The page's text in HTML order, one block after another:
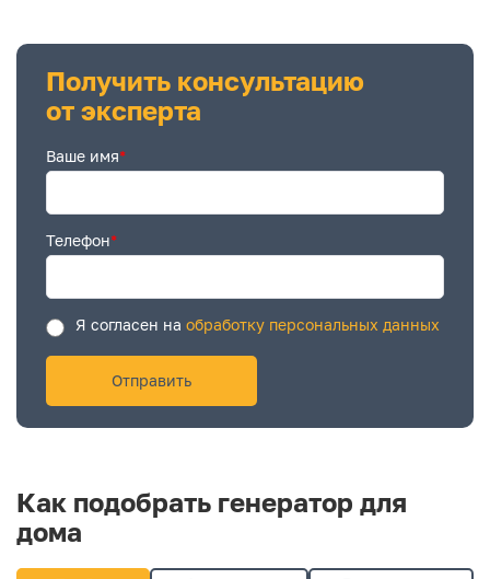
Получить консультацию
от эксперта
Ваше имя*
Телефон*
Я согласен на обработку персональных данных
Как подобрать генератор для
дома